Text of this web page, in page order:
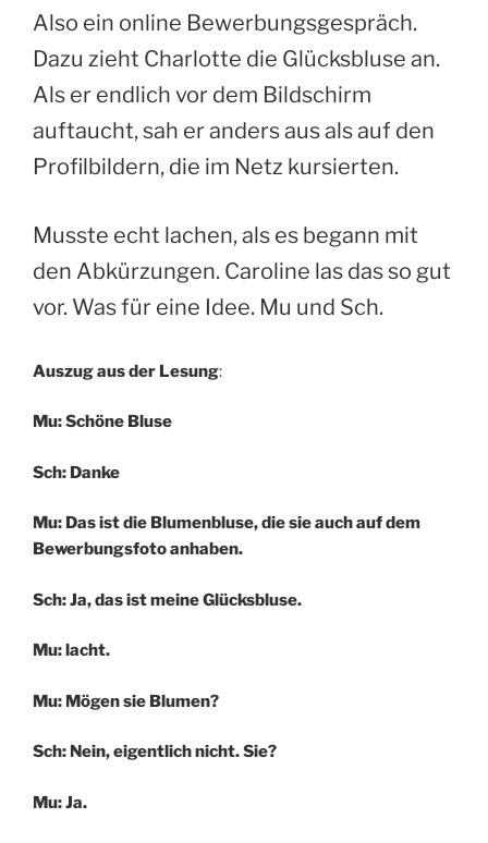
Also ein online Bewerbungsgespräch.
Dazu zieht Charlotte die Glücksbluse an.
Als er endlich vor dem Bildschirm
auftaucht, sah er anders aus als auf den
Profilbildern, die im Netz kursierten.
Musste echt lachen, als es begann mit
den Abkürzungen. Caroline las das so gut
vor. Was für eine Idee. Mu und Sch.
Auszug aus der Lesung:
Mu: Schöne Bluse
Sch: Danke
Mu: Das ist die Blumenbluse, die sie auch auf dem
Bewerbungsfoto anhaben.
Sch: Ja, das ist meine Glücksbluse.
Mu: lacht.
Mu: Mögen sie Blumen?
Sch: Nein, eigentlich nicht. Sie?
Mu: Ja.